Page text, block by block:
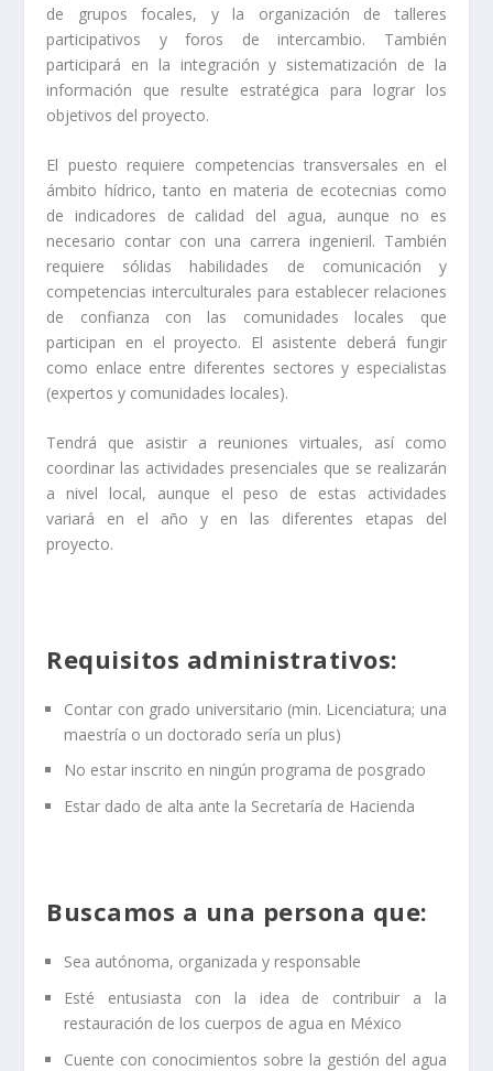
de grupos focales, y la organización de talleres
participativos y foros de intercambio. También
participará en la integración y sistematización de la
información que resulte estratégica para lograr los
objetivos del proyecto.
El puesto requiere competencias transversales en el
ámbito hídrico, tanto en materia de ecotecnias como
de indicadores de calidad del agua, aunque no es
necesario contar con una carrera ingenieril. También
requiere sólidas habilidades de comunicación y
competencias interculturales para establecer relaciones
de confianza con las comunidades locales que
participan en el proyecto. El asistente deberá fungir
como enlace entre diferentes sectores y especialistas
(expertos y comunidades locales).
Tendrá que asistir a reuniones virtuales, así como
coordinar las actividades presenciales que se realizarán
a nivel local, aunque el peso de estas actividades
variará en el año y en las diferentes etapas del
proyecto.
Requisitos administrativos:
Contar con grado universitario (min. Licenciatura; una
maestría o un doctorado sería un plus)
No estar inscrito en ningún programa de posgrado
Estar dado de alta ante la Secretaría de Hacienda
Buscamos a una persona que:
Sea autónoma, organizada y responsable
Esté entusiasta con la idea de contribuir a la
restauración de los cuerpos de agua en México
Cuente con conocimientos sobre la gestión del agua